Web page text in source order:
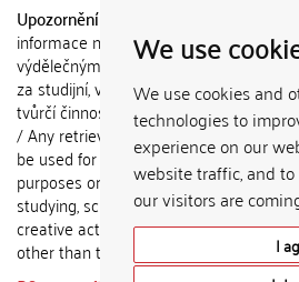
We use
We use cookies and
technologies to
experience on our
website traffic, and
our visitors are
I
Upozornění / Notice:
informace nemohou být použity k
výdělečným účelům nebo vydávány
za studijní, vědeckou nebo jinou
tvůrčí činnost jiné osoby než autora.
/ Any retrieved information shall not
be used for any commercial
purposes or claimed as results of
studying, scientific or any other
creative activities of any person
other than the author.